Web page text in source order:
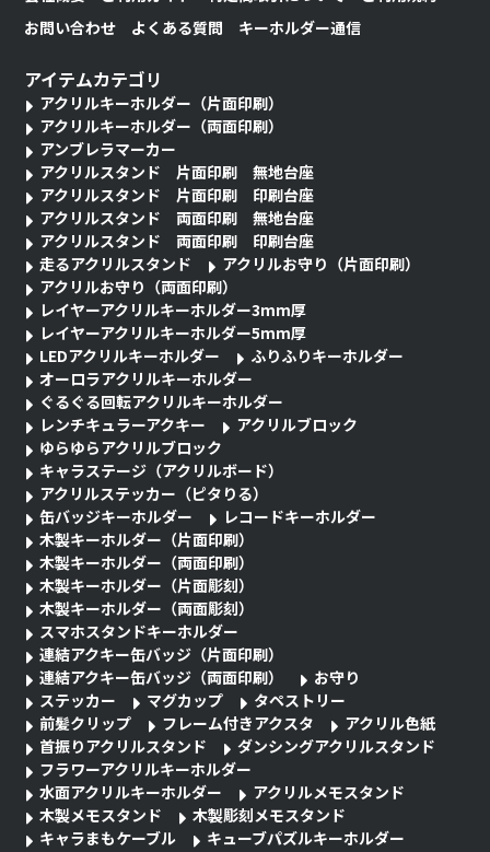
お問い合わせ
よくある質問 キーホルダー通信
アイテムカテゴリ
アクリルキーホルダー（片面印刷）
アクリルキーホルダー（両面印刷）
アンブレラマーカー
アクリルスタンド 片面印刷 無地台座
アクリルスタンド 片面印刷 印刷台座
アクリルスタンド 両面印刷 無地台座
アクリルスタンド 両面印刷 印刷台座
走るアクリルスタンド
アクリルお守り（片面印刷）
アクリルお守り（両面印刷）
レイヤーアクリルキーホルダー3mm厚
レイヤーアクリルキーホルダー5mm厚
LEDアクリルキーホルダー
ふりふりキーホルダー
オーロラアクリルキーホルダー
ぐるぐる回転アクリルキーホルダー
レンチキュラーアクキー
アクリルブロック
ゆらゆらアクリルブロック
キャラステージ（アクリルボード）
アクリルステッカー（ピタりる）
缶バッジキーホルダー
レコードキーホルダー
木製キーホルダー（片面印刷）
木製キーホルダー（両面印刷）
木製キーホルダー（片面彫刻）
木製キーホルダー（両面彫刻）
スマホスタンドキーホルダー
連結アクキー缶バッジ（片面印刷）
連結アクキー缶バッジ（両面印刷）
お守り
ステッカー
マグカップ
タペストリー
前髪クリップ
フレーム付きアクスタ
アクリル色紙
首振りアクリルスタンド
ダンシングアクリルスタンド
フラワーアクリルキーホルダー
水面アクリルキーホルダー
アクリルメモスタンド
木製メモスタンド
木製彫刻メモスタンド
キャラまもケーブル
キューブパズルキーホルダー